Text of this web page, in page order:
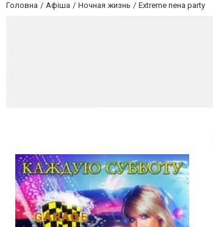
Головна Афіша Ночная жизнь Extreme пена party